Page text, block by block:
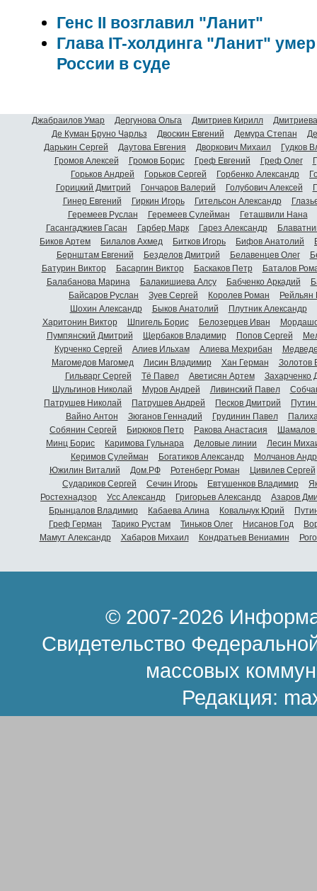
Генс II возглавил "Ланит"
Глава IT-холдинга "Ланит"
России в суде
Джабраилов Умар Дергунова Ольга Дмитриев Кирилл
Де Куман Бруно Чарльз
Двоскин Евгений Демура Степан
Дарькин Сергей
Даутова Евгения Дворкович Михаил
Гудков
Громов Алексей
Громов Борис Греф Евгений Греф Олег
Горьков Андрей
Горьков Сергей Горбенко Александр
Горицкий Дмитрий
Гончаров Валерий Голубович Алексей
Гинер Евгений
Гиркин Игорь Гительсон Александр
Геремеев Руслан
Геремеев Сулейман
Геташвили Нана
Гасангаджиев Гасан
Гарбер Марк Гарез Александр
Биков Артем
Билалов Ахмед Битков Игорь Бифов Анатолий
Бернштам Евгений
Безделов Дмитрий Белавенцев Олег
Батурин Виктор
Басаргин Виктор Баскаков Петр
Баталов
Балабанова Марина
Балакишиева Алсу Бабченко Аркадий
Байсаров Руслан
Зуев Сергей Королев Роман
Шохин Александр
Быков Анатолий Плутник Александр
Харитонин Виктор
Шпигель Борис Белозерцев Иван
Пумпянский Дмитрий
Щербаков Владимир Попов Сергей
Курченко Сергей
Алиев Ильхам Алиева Мехрибан
Магомедов Магомед
Лисин Владимир Хан Герман
Золотов
Гильварг Сергей
Тё Павел Аветисян Артем
Захарченко
Шульгинов Николай
Муров Андрей Ливинский Павел
Патрушев Николай
Патрушев Андрей Песков Дмитрий
Вайно Антон
Зюганов Геннадий Грудинин Павел
Собянин Сергей
Бирюков Петр Ракова Анастасия
Шамалов
Минц Борис
Каримова Гульнара Деловые линии
Лесин
Керимов Сулейман
Богатиков Александр
Молчанов
Южилин Виталий
Дом.РФ Ротенберг Роман
Цивилев Сергей
Судариков Сергей
Сечин Игорь Евтушенков Владимир
Ростехнадзор
Усс Александр Григорьев Александр
Азаров
Брынцалов Владимир
Кабаева Алина Ковальчук Юрий
Греф Герман
Тарико Рустам Тиньков Олег Нисанов Год
Мамут Александр
Хабаров Михаил Кондратьев Вениамин
© 2007-2026
Свидетельство
массовых
Редакция: